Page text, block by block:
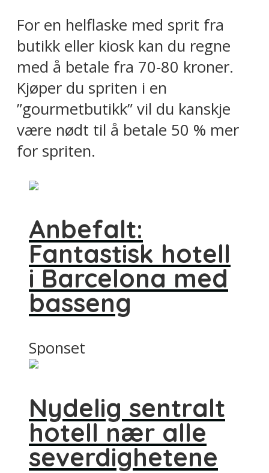
For en helflaske med sprit fra
butikk eller kiosk kan du regne
med å betale fra 70-80 kroner.
Kjøper du spriten i en
”gourmetbutikk” vil du kanskje
være nødt til å betale 50 % mer
for spriten.
Anbefalt:
Fantastisk hotell
i Barcelona med
basseng
Sponset
Nydelig sentralt
hotell nær alle
severdighetene